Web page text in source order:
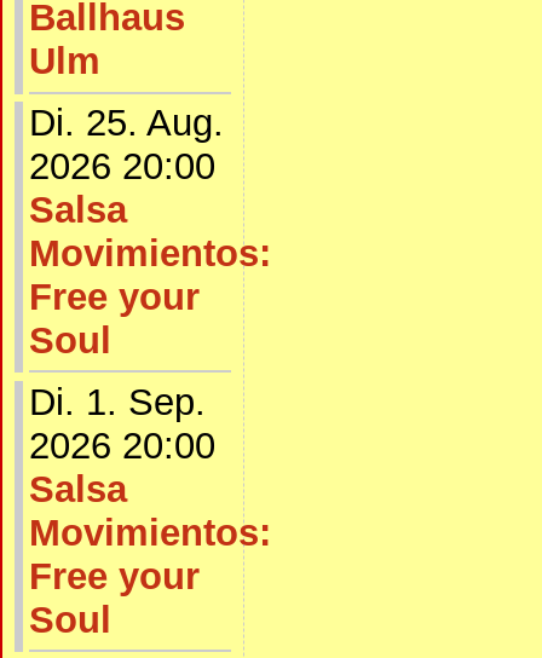
Ballhaus
Ulm
Di. 25. Aug.
2026 20:00
Salsa
Movimientos:
Free your
Soul
Di. 1. Sep.
2026 20:00
Salsa
Movimientos:
Free your
Soul